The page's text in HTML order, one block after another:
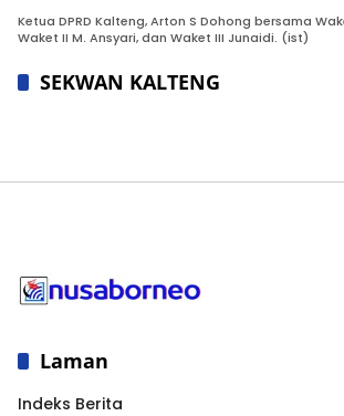
Ketua DPRD Kalteng, Arton S Dohong bersama
Waket II M. Ansyari, dan Waket III Junaidi. (ist)
SEKWAN KALTENG
Laman
Indeks Berita